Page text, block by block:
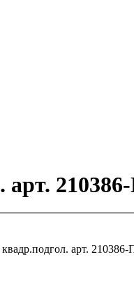
арт.
Болт М8*55*1,25 с полукругл.гол., квадр.подгол.